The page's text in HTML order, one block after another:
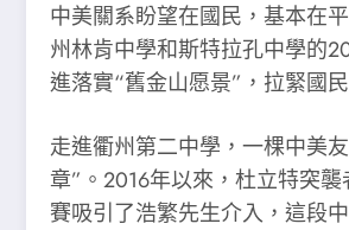
中美關系盼望在國民，基本在
州林肯中學和斯特拉孔中學的
進落實“舊金山愿景”，拉緊國
走進衢州第二中學，一棵中美
章”。2016年以來，杜立特突
賽吸引了浩繁先生介入，這段